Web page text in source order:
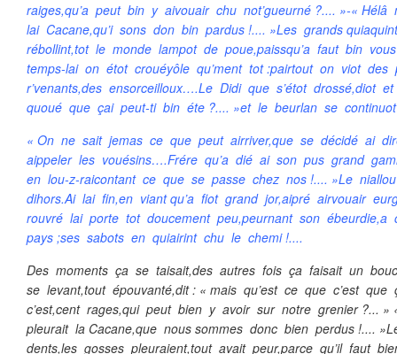
raiges,qu’a peut bin y aivouair chu not’gueurné ?.... »-«
lai Cacane,qu’i sons don bin pardus !.... »Les grands
rébollint,tot le monde lampot de poue,paissqu’a faut bin
temps-lai on étot crouéyôle qu’ment tot :pairtout on viot
r’venants,des ensorceilloux….Le Didi que s’étot drossé,diot
quoué que çai peut-ti bin éte ?.... »et le beurlan se
« On ne sait jemas ce que peut airriver,que se décidé ai
aippeler les vouésins….Frére qu’a dié ai son pus grand
en lou-z-raicontant ce que se passe chez nos !.... »Le
dihors.Ai lai fin,en viant qu’a fiot grand jor,aipré airvouair
rouvré lai porte tot doucement peu,peurnant son
pays ;ses sabots en quiairint chu le chemi !....
Des moments ça se taisait,des autres fois ça faisait un
se levant,tout épouvanté,dit : « mais qu’est ce que c’est que
c’est,cent rages,qui peut bien y avoir sur notre grenier ?...
pleurait la Cacane,que nous sommes donc bien perdus !....
dents,les gosses pleuraient,tout avait peur,parce qu’il faut